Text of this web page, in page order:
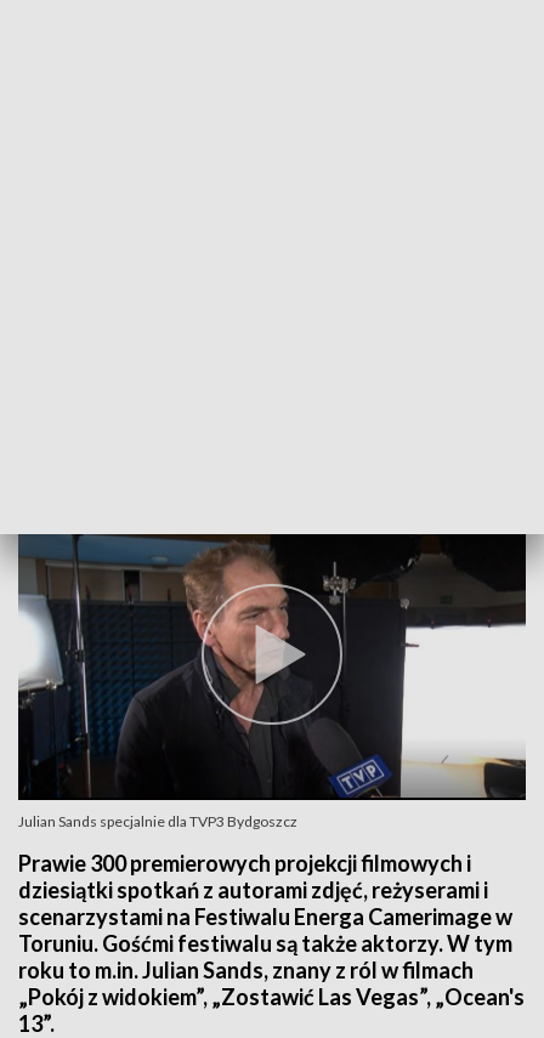
Julian Sands specjalnie dla TVP3 Bydgoszcz
Prawie 300 premierowych projekcji filmowych i
dziesiątki spotkań z autorami zdjęć, reżyserami i
scenarzystami na Festiwalu Energa Camerimage w
Toruniu. Gośćmi festiwalu są także aktorzy. W tym
roku to m.in. Julian Sands, znany z ról w filmach
„Pokój z widokiem”, „Zostawić Las Vegas”, „Ocean's
13”.